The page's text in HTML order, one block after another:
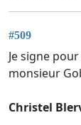
#509
Je signe
monsieur
Christel